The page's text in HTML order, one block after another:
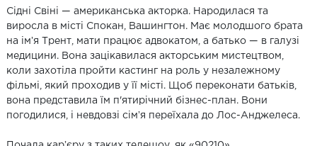
Сідні Свіні — американська акторка. Народилася та
виросла в місті Спокан, Вашингтон. Має молодшого брата
на імʼя Трент, мати працює адвокатом, а батько — в галузі
медицини. Вона зацікавилася акторським мистецтвом,
коли захотіла пройти кастинг на роль у незалежному
фільмі, який проходив у її місті. Щоб переконати батьків,
вона представила їм п'ятирічний бізнес-план. Вони
погодилися, і невдовзі сімʼя переїхала до Лос-Анджелеса.